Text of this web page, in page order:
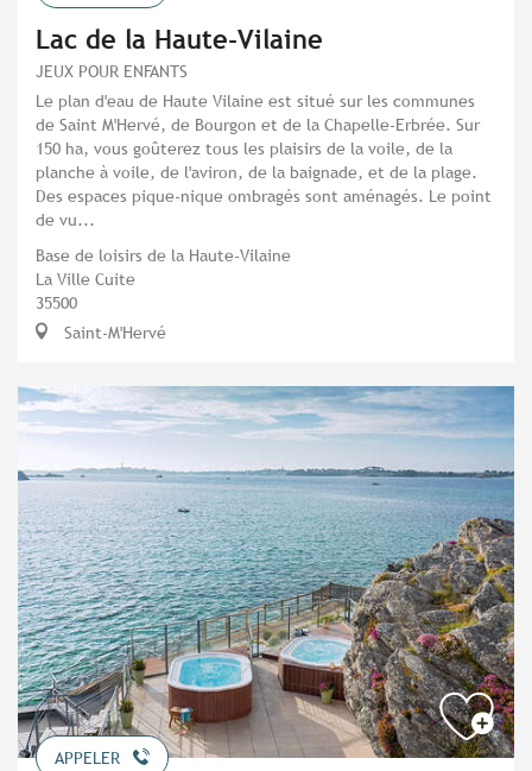
Lac de la Haute-Vilaine
JEUX POUR ENFANTS
Le plan d'eau de Haute Vilaine est situé sur les communes
de Saint M'Hervé, de Bourgon et de la Chapelle-Erbrée. Sur
150 ha, vous goûterez tous les plaisirs de la voile, de la
planche à voile, de l'aviron, de la baignade, et de la plage.
Des espaces pique-nique ombragés sont aménagés. Le point
de vu...
Base de loisirs de la Haute-Vilaine
La Ville Cuite
35500
Saint-M'Hervé
APPELER